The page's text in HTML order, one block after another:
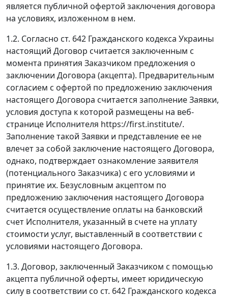
является публичной офертой заключения договора
на условиях, изложенном в нем.
1.2. Согласно ст. 642 Гражданского кодекса Украины
настоящий Договор считается заключенным с
момента принятия Заказчиком предложения о
заключении Договора (акцепта). Предварительным
согласием с офертой по предложению заключения
настоящего Договора считается заполнение Заявки,
условия доступа к которой размещены на веб-
странице Исполнителя https://first.institute/.
Заполнение такой Заявки и представление ее не
влечет за собой заключение настоящего Договора,
однако, подтверждает ознакомление заявителя
(потенциального Заказчика) с его условиями и
принятие их. Безусловным акцептом по
предложению заключения настоящего Договора
считается осуществление оплаты на банковский
счет Исполнителя, указанный в счете на уплату
стоимости услуг, выставленный в соответствии с
условиями настоящего Договора.
1.3. Договор, заключенный Заказчиком с помощью
акцепта публичной оферты, имеет юридическую
силу в соответствии со ст. 642 Гражданского кодекса